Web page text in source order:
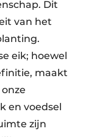
Dit
van het
eik; hoewel
maakt
en voedsel
zijn